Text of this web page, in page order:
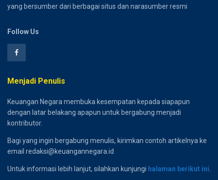
yang bersumber dari berbagai situs dan narasumber resmi
Follow Us
Menjadi Penulis
Keuangan Negara membuka kesempatan kepada siapapun
dengan latar belakang apapun untuk bergabung menjadi
kontributor.
Bagi yang ingin bergabung menulis, kirimkan contoh artikelnya ke
email redaksi@keuangannegara.id
Untuk informasi lebih lanjut, silahkan kunjungi halaman berikut ini